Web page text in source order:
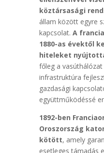
köztársasági
állam között egyre
kapcsolat. A
1880-as évektől
hiteleket
főleg a vasúthálózat
infrastruktúra
gazdasági
együttműködéssé
1892-ben
Oroszország
kötött, amely
esetleges támadás